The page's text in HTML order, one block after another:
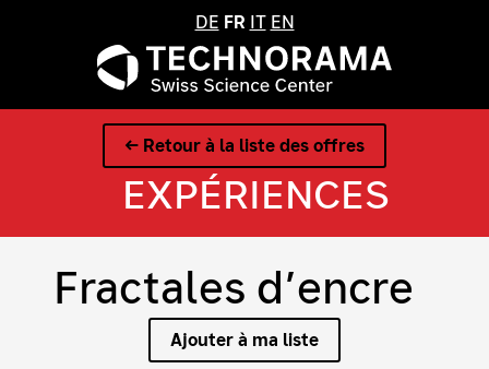
DE FR IT EN
← Retour à la liste des offres
EXPÉRIENCES
Fractales d’encre
Ajouter à ma liste